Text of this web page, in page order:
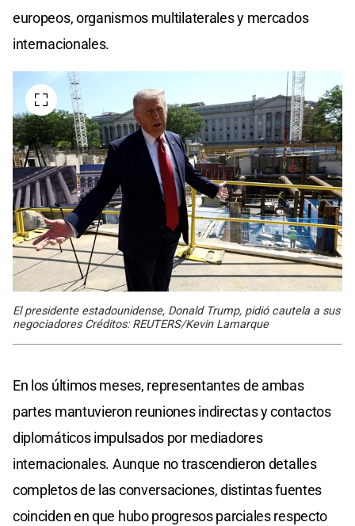
europeos, organismos multilaterales y mercados
internacionales.
El presidente estadounidense, Donald Trump, pidió cautela a sus
negociadores Créditos: REUTERS/Kevin Lamarque
En los últimos meses, representantes de ambas
partes mantuvieron reuniones indirectas y contactos
diplomáticos impulsados por mediadores
internacionales. Aunque no trascendieron detalles
completos de las conversaciones, distintas fuentes
coinciden en que hubo progresos parciales respecto